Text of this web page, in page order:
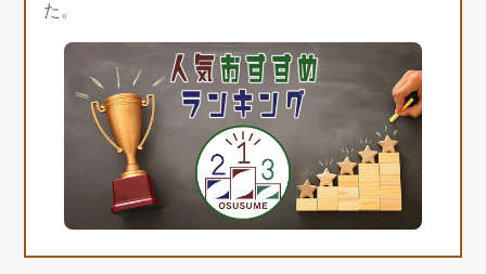
た。